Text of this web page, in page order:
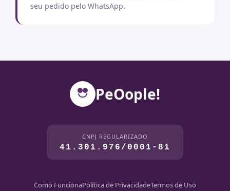
seu pedido pelo WhatsApp.
PeOople!
CNPJ REGULARIZADO
41.301.976/0001-81
Como FuncionaPolítica de PrivacidadeTermos de Uso